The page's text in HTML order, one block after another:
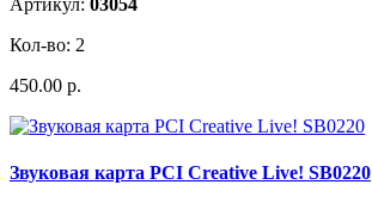
Артикул: 03054
Кол-во: 2
450.00 р.
Звуковая карта PCI Creative Live! SB0220